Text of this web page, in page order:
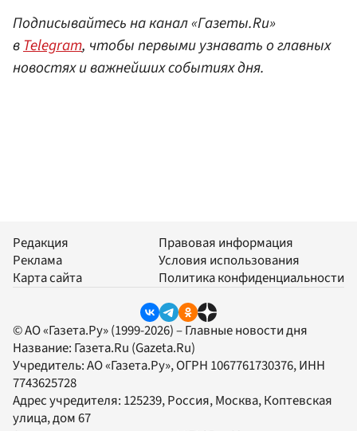
Подписывайтесь на канал «Газеты.Ru»
вTelegram, чтобы первыми узнавать о главных
новостях и важнейших событиях дня.
Редакция
Реклама
Карта сайта
Правовая информация
Условия использования
Политика конфиденциальности
© АО «Газета.Ру» (1999-2026) – Главные новости дня
Название: Газета.Ru (Gazeta.Ru)
Учредитель:АО «Газета.Ру», ОГРН 1067761730376, ИНН
7743625728
Адрес учредителя: 125239, Россия, Москва, Коптевская
улица, дом 67